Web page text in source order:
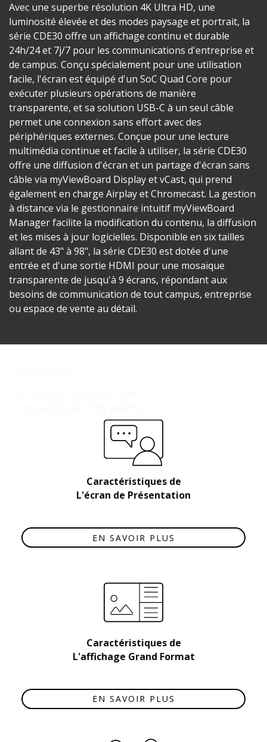
Avec une superbe résolution 4K Ultra HD, une
luminosité élevée et des modes paysage et portrait, la
série CDE30 offre un affichage continu et durable
24h/24 et 7j/7 pour les communications d'entreprise et
de campus. Conçu spécialement pour une utilisation
facile, l'écran est équipé d'un SoC Quad Core pour
exécuter plusieurs opérations de manière
transparente, et sa solution USB-C à un seul câble
permet une connexion sans effort avec des
périphériques externes. Conçue pour une lecture
multimédia continue et facile à utiliser, la série CDE30
offre une diffusion d'écran et un partage d'écran sans
câble via myViewBoard Display et vCast, qui prend
également en charge Airplay et Chromecast. La gestion
à distance via le gestionnaire intuitif myViewBoard
Manager facilite la modification du contenu, la diffusion
et les mises à jour logicielles. Disponible en six tailles
allant de 43" à 98", la série CDE30 est dotée d'une
entrée et d'une sortie HDMI pour une mosaïque
transparente de jusqu'à 9 écrans, répondant aux
besoins de communication de tout campus, entreprise
ou espace de vente au détail.
Caractéristiques de
L'écran de Présentation
EN SAVOIR PLUS
Caractéristiques de
L'affichage Grand Format
EN SAVOIR PLUS